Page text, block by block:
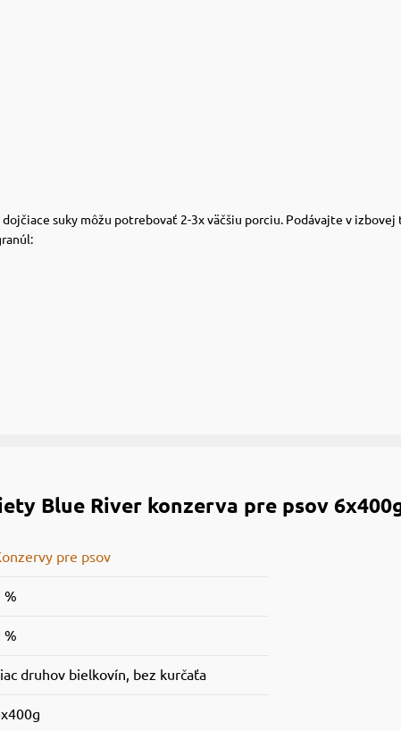
dojčiace suky môžu potrebovať 2-3x väčšiu porciu. Podávajte v
Blue River konzerva pre psov
pre psov
%
%
druhov bielkovín, bez kurčaťa